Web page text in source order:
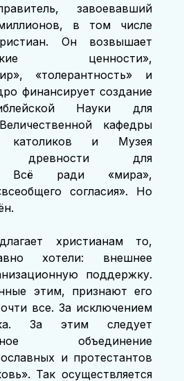
завоевавший
в том числе
Он возвышает
ценности»,
«толерантность» и
финансирует создание
Науки для
кафедры
католиков и Музея
древности для
Всё ради «мира»,
согласия». Но
христианам то,
хотели: внешнее
поддержку.
этим, признают его
все. За исключением
За этим следует
объединение
и протестантов
Так осуществляется